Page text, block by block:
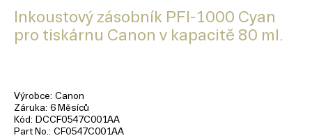
Inkoustový zásobník PFI-1000 Cyan
pro tiskárnu Canon v kapacitě 80 ml.
Výrobce Canon
Záruka 6 Měsíců
Kód
DCCF0547C001AA
Part No. CF0547C001AA